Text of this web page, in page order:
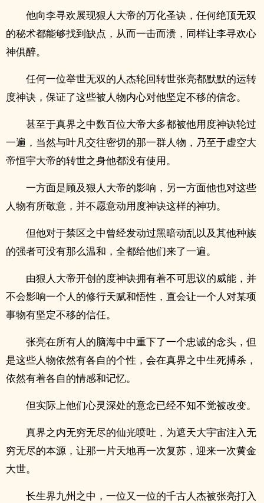
他向李寻欢展现狠人大帝的万化圣诀，任何绝顶无双
的秘术都能够找到缺点，从而一击而溃，同样让李寻欢心
神俱醉。
任何一位举世无双的人杰轮回转世张亮都默默的运转
度神诀，保证了这些被人物内心对他坚定不移的信念。
甚至于真界之中数百位大帝大多都被他用度神诀轮过
一遍，当然与叶凡交往密切的那一群人物，乃至于虚空大
帝恒宇大帝的转世之身他都没有使用。
一方面是顾及狠人大帝的影响，另一方面他也对这些
人物有所敬意，并不愿意动用度神诀这样的神功。
但他对于禁区之中曾经发动过黑暗动乱以及其他种族
的强者可没有那么温和，全都给他们来了一遍。
由狠人大帝开创的度神诀拥有着不可思议的威能，并
不会影响一个人的修行天赋和悟性，直会让一个人对某项
事物有坚定不移的信任。
张亮在所有人的脑海中中重下了一个忠诚的念头，但
是这些人物依然有各自的个性，会在真界之中生死搏杀，
依然有着各自的情感和记忆。
但实际上他们心灵深处的意念已经不知不觉被改变。
真界之内无穷无尽的仙光喷吐，为遮天大宇宙注入无
穷无尽的本源，让那一片天地再一次复苏，迎来一次黄金
大世。
长生界九州之中，一位又一位的千古人杰被张亮打入